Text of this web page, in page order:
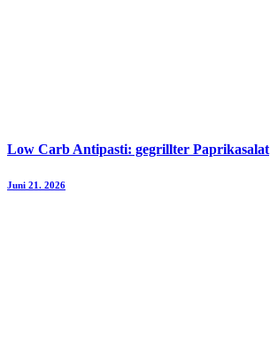
Low Carb Antipasti: gegrillter Paprikasalat
Juni 21. 2026